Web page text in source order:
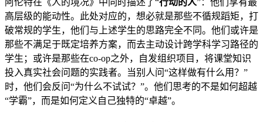
阿伦特在《人的境况》中同时描述了“行动的人”：他们享有最
高层级的能动性。此处对应的，想必就是那些不循规蹈矩，打
破常规的学生，他们与上述学生的思路完全不同。他们或许是
那些不满足于既定培养方案，而去主动设计跨学科学习路径的
学生；或许是那些在co-op之外，自发组织项目，将课堂知识
投入真实社会问题的实践者。当别人问“这样做有什么用？”
时，他们会反问“为什么不试试？”。他们思考的不是如何超越
“学霸”，而是如何定义自己独特的“卓越”。